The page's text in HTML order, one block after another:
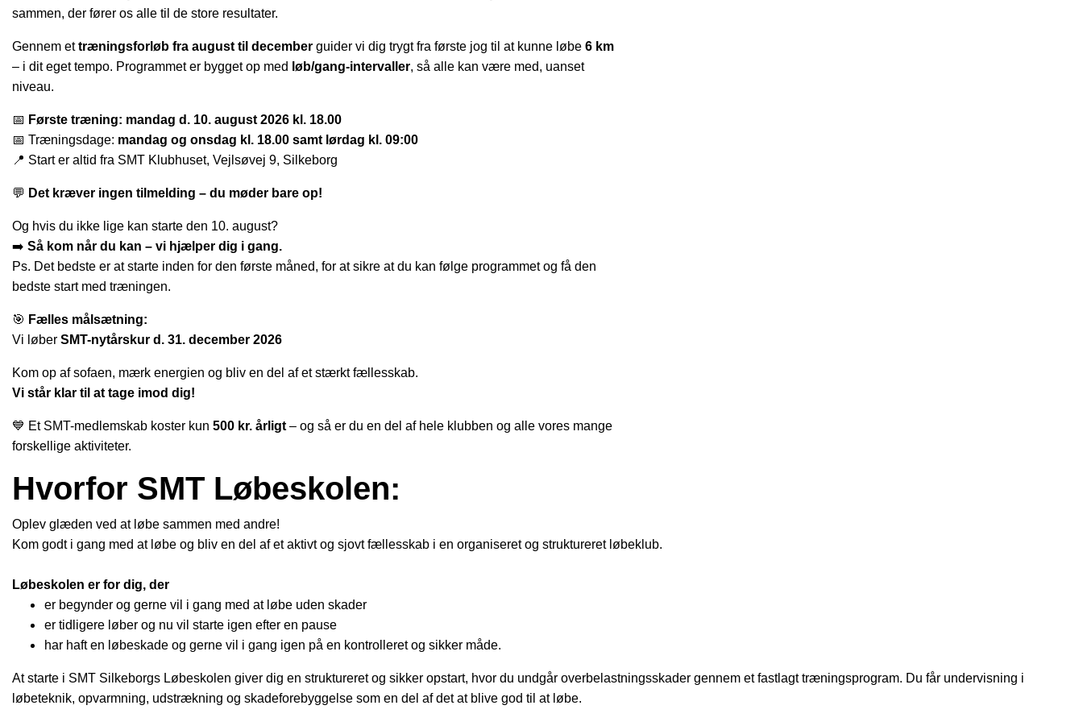
sammen, der fører os alle til de store resultater.
Gennem ettræningsforløb fra august til december guider vi dig trygt fra første jog til at kunne løbe 6 km
– i dit eget tempo. Programmet er bygget op med løb/gang-intervaller, så alle kan være med, uanset
niveau.
📅 Første træning: mandag d. 10. august 2026 kl. 18.00
📅 Træningsdage: mandag og onsdag kl. 18.00 samt lørdag kl. 09:00
📍 Start er altid fra SMT Klubhuset, Vejlsøvej 9, Silkeborg
💬 Det kræver ingen tilmelding – du møder bare op!
Og hvis du ikke lige kan starte den 10. august?
➡️ Så kom når du kan – vi hjælper dig i gang.
Ps. Det bedste er at starte inden for den første måned, for at sikre at du kan følge programmet og få den
bedste start med træningen.
🎯 Fælles målsætning:
Vi løber SMT-nytårskur d. 31. december 2026
Kom op af sofaen, mærk energien og bliv en del af et stærkt fællesskab.
Vi står klar til at tage imod dig!
💙 Et SMT-medlemskab koster kun 500 kr. årligt – og så er du en del af hele klubben og alle vores mange
forskellige aktiviteter.
Hvorfor SMT Løbeskolen:
Oplev glæden ved at løbe sammen med andre!
Kom godt i gang med at løbe og bliv en del af et aktivt og sjovt fællesskab i en organiseret og struktureret løbeklub.
Løbeskolen er for dig, der
er begynder og gerne vil i gang med at løbe uden skader
er tidligere løber og nu vil starte igen efter en pause
har haft en løbeskade og gerne vil i gang igen på en kontrolleret og sikker måde.
At starte i SMT Silkeborgs Løbeskolen giver dig en struktureret og sikker opstart, hvor du undgår overbelastningsskader gennem et fastlagt træningsprogram. Du får undervisning i
løbeteknik, opvarmning, udstrækning og skadeforebyggelse som en del af det at blive god til at løbe.